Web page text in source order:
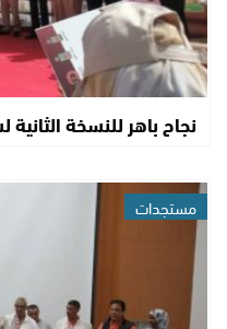
نجاح باهر للنسخة
مستجدات